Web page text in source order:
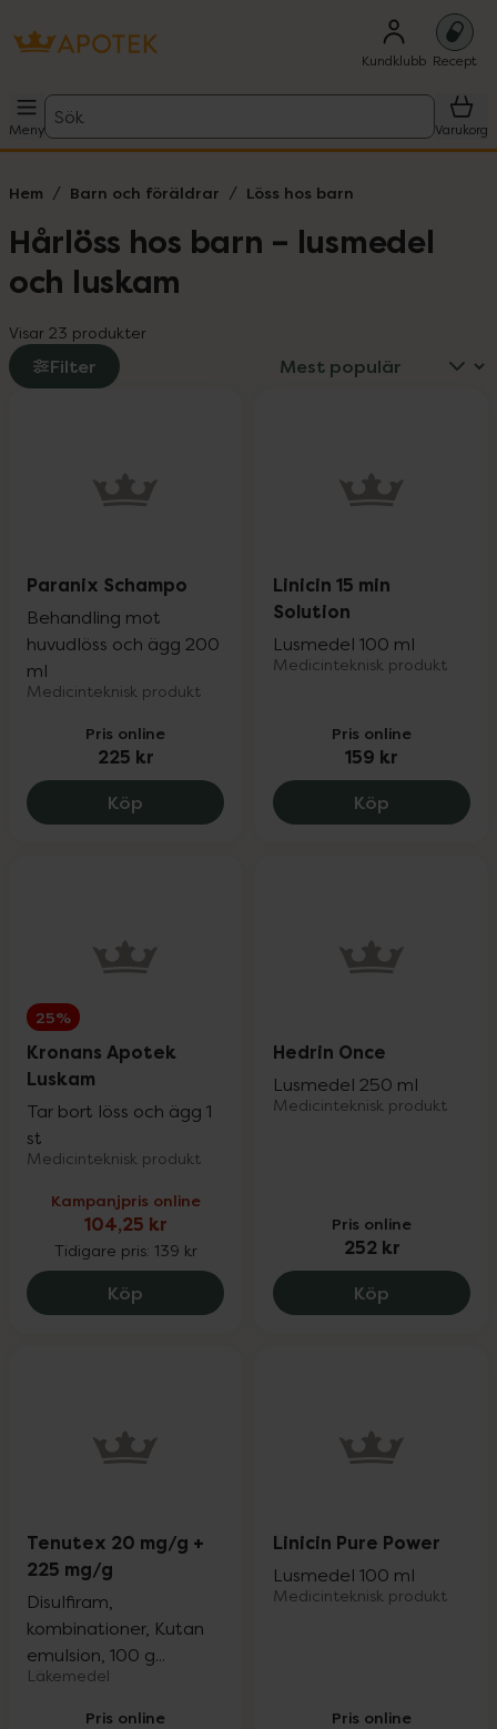
Kundklubb Recept
Meny
Sök
Varukorg
Hem Barn och föräldrar Löss hos barn
Hårlöss hos barn – lusmedel
och luskam
Visar 23 produkter
Filter
Paranix Schampo
Behandling mot
huvudlöss och ägg 200
ml
Medicinteknisk produkt
Pris online
225 kr
Köp Paranix Schampo, 225 kr.
Linicin 15 min
Solution
Lusmedel 100 ml
Medicinteknisk produkt
Pris online
159 kr
Köp Linicin 15
25%
Kronans Apotek
Luskam
Tar bort löss och ägg 1
st
Medicinteknisk produkt
Kampanjpris online
104,25 kr
Tidigare pris: 139 kr
Köp Kronans Apotek Luskam, 104.25 kr.
Hedrin Once
Lusmedel 250 ml
Medicinteknisk produkt
Pris online
252 kr
Köp Hedrin
Tenutex 20 mg/g +
225 mg/g
Disulfiram,
kombinationer, Kutan
emulsion, 100 g...
Läkemedel
Pris online
Linicin Pure Power
Lusmedel 100 ml
Medicinteknisk produkt
Pris online